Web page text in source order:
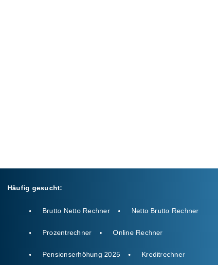
Häufig gesucht:
Brutto Netto Rechner Netto Brutto Rechner
Prozentrechner Online Rechner
Pensionserhöhung 2025 Kreditrechner